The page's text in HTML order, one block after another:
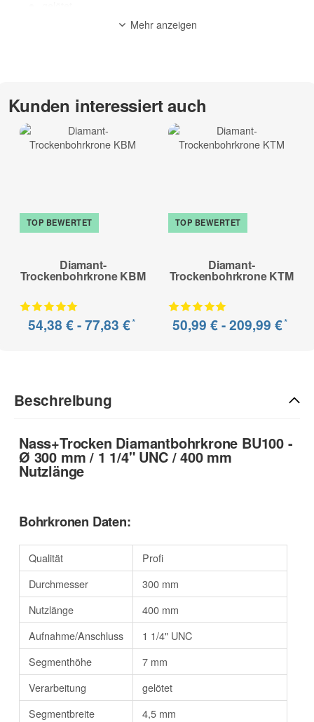
Made in Germany
geeignete Maschinen: Kernbohrgerät, Bohrmaschinen
Kalksandstein hochverdichtet, Mauerwerk (hart), Ziegel (hart),
Poroton, Kalksandstein, Ziegel (mittelhart), Mauerwerk
(mittelhart), Leichtbeton, Klinker (weich), Ziegel (weich),
Mauerwerk (weich), Porenbeton
Mehr anzeigen
Kunden interessiert auch
TOP BEWERTET
Diamant-
Trockenbohrkrone KBM
54,38 € -77,83 €*
TOP BEWERTET
Diamant-
Trockenbohrkrone KTM
50,99 € -209,99 €*
Beschreibung
Nass+Trocken Diamantbohrkrone BU100 -
Ø 300 mm / 1 1/4" UNC / 400 mm
Nutzlänge
Bohrkronen Daten:
Qualität
Profi
Durchmesser
300 mm
Nutzlänge
400 mm
Aufnahme/Anschluss
1 1/4" UNC
Segmenthöhe
7 mm
Verarbeitung
gelötet
Segmentbreite
4,5 mm